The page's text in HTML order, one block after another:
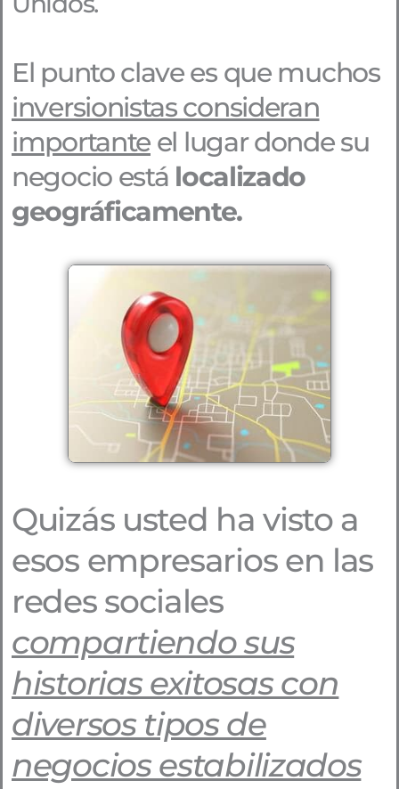
El punto clave es que muchos
inversionistas consideran
importante el lugar donde su
negocio está localizado
geográficamente.
Quizás usted ha visto a
esos empresarios en las
redes sociales
compartiendo sus
historias exitosas con
diversos tipos de
negocios estabilizados